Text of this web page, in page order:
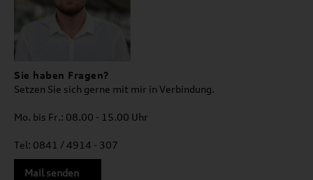
Sie haben Fragen?
Setzen Sie sich gerne mit mir in Verbindung.
Mo. bis Fr.: 08.00 - 15.00 Uhr
Tel: 0841 / 4914 - 307
Mail senden